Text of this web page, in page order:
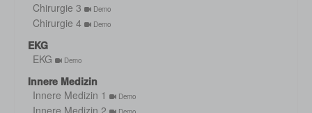
Chirurgie 3 Demo
Chirurgie 4 Demo
EKG
EKG
Demo
Innere Medizin
Innere Medizin 1
Demo
Innere Medizin 2